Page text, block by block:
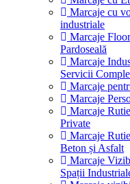
Marcaje cu
industriale
Marcaje
Pardoseală
Marcaje
Servicii
Marcaje
Marcaje
Marcaje
Private
Marcaje
Beton și Asfalt
Marcaje
Spații